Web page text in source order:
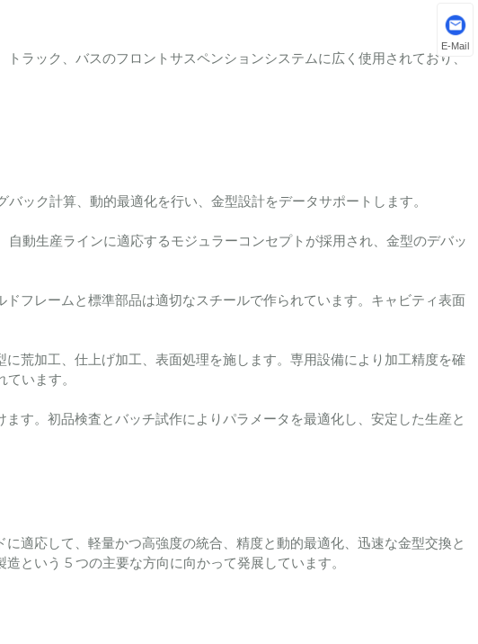
ラック、バスのフロントサスペンションシステムに広く使用されており、
ック計算、動的最適化を行い、金型設計をデータサポートします。
動生産ラインに適応するモジュラーコンセプトが採用され、金型のデバッ
フレームと標準部品は適切なスチールで作られています。キャビティ表面
荒加工、仕上げ加工、表面処理を施します。専用設備により加工精度を確
います。
す。初品検査とバッチ試作によりパラメータを最適化し、安定した生産と
適応して、軽量かつ高強度の統合、精度と動的最適化、迅速な金型交換と
という 5 つの主要な方向に向かって発展しています。
E-Mail